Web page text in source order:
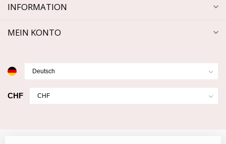
INFORMATION
MEIN KONTO
CHF